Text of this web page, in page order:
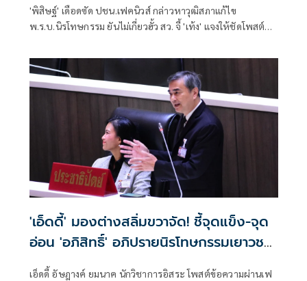
'พิสิษฐ์' เดือดซัด ปชน.เฟคนิวส์ กล่าวหาวุฒิสภาแก้ไข
พ.ร.บ.นิรโทษกรรม ยันไม่เกี่ยวฮั้ว สว. จี้ 'เท้ง' แจงให้ชัดโพสต์
'เอ็ดดี้' มองต่างสลิ่มขวาจัด! ชี้จุดแข็ง-จุด
อ่อน 'อภิสิทธิ์' อภิปรายนิรโทษกรรมเยาวชน
ในคดี 112
เอ็ดดี้ อัษฎางค์ ยมนาค นักวิชาการอิสระ โพสต์ข้อความผ่านเฟ